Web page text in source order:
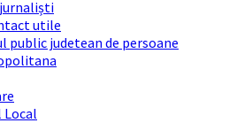
utile
public judetean de persoane